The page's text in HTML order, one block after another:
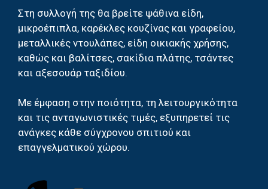
Στη συλλογή της θα βρείτε ψάθινα είδη,
μικροέπιπλα, καρέκλες κουζίνας και γραφείου,
μεταλλικές ντουλάπες, είδη οικιακής χρήσης,
καθώς και βαλίτσες, σακίδια πλάτης, τσάντες
και αξεσουάρ ταξιδίου.
Με έμφαση στην ποιότητα, τη λειτουργικότητα
και τις ανταγωνιστικές τιμές, εξυπηρετεί τις
ανάγκες κάθε σύγχρονου σπιτιού και
επαγγελματικού χώρου.